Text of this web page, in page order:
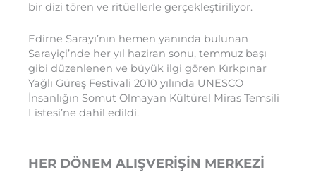
bir dizi tören ve ritüellerle gerçekleştiriliyor.
Edirne Sarayı’nın hemen yanında bulunan
Sarayiçi’nde her yıl haziran sonu, temmuz başı
gibi düzenlenen ve büyük ilgi gören Kırkpınar
Yağlı Güreş Festivali 2010 yılında UNESCO
İnsanlığın Somut Olmayan Kültürel Miras Temsili
Listesi’ne dahil edildi.
HER DÖNEM ALIŞVERİŞİN MERKEZİ